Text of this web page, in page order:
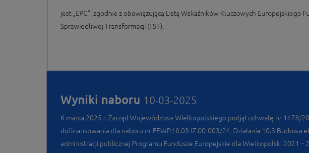
jest „EPC”, zgodnie z obowiązującą Listą Wskaźników Kluczowych
Sprawiedliwej Transformacji (FST).
Wyniki naboru 10-03-2025
6 marca 2025 r. Zarząd Województwa Wielkopolskiego podjął uchwałę nr
dofinansowania dla naboru nr FEWP.10.03-IZ.00-003/24, Działania 10.3
administracji publicznej Programu Fundusze Europejskie dla Wielkopolski 2021 –